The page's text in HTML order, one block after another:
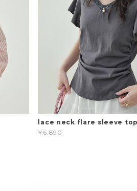
lace neck flare sleeve top
¥6,890